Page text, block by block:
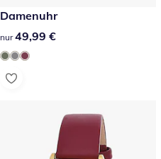
49,99 €
Damenuhr
49,99 €
nur 49,99 €